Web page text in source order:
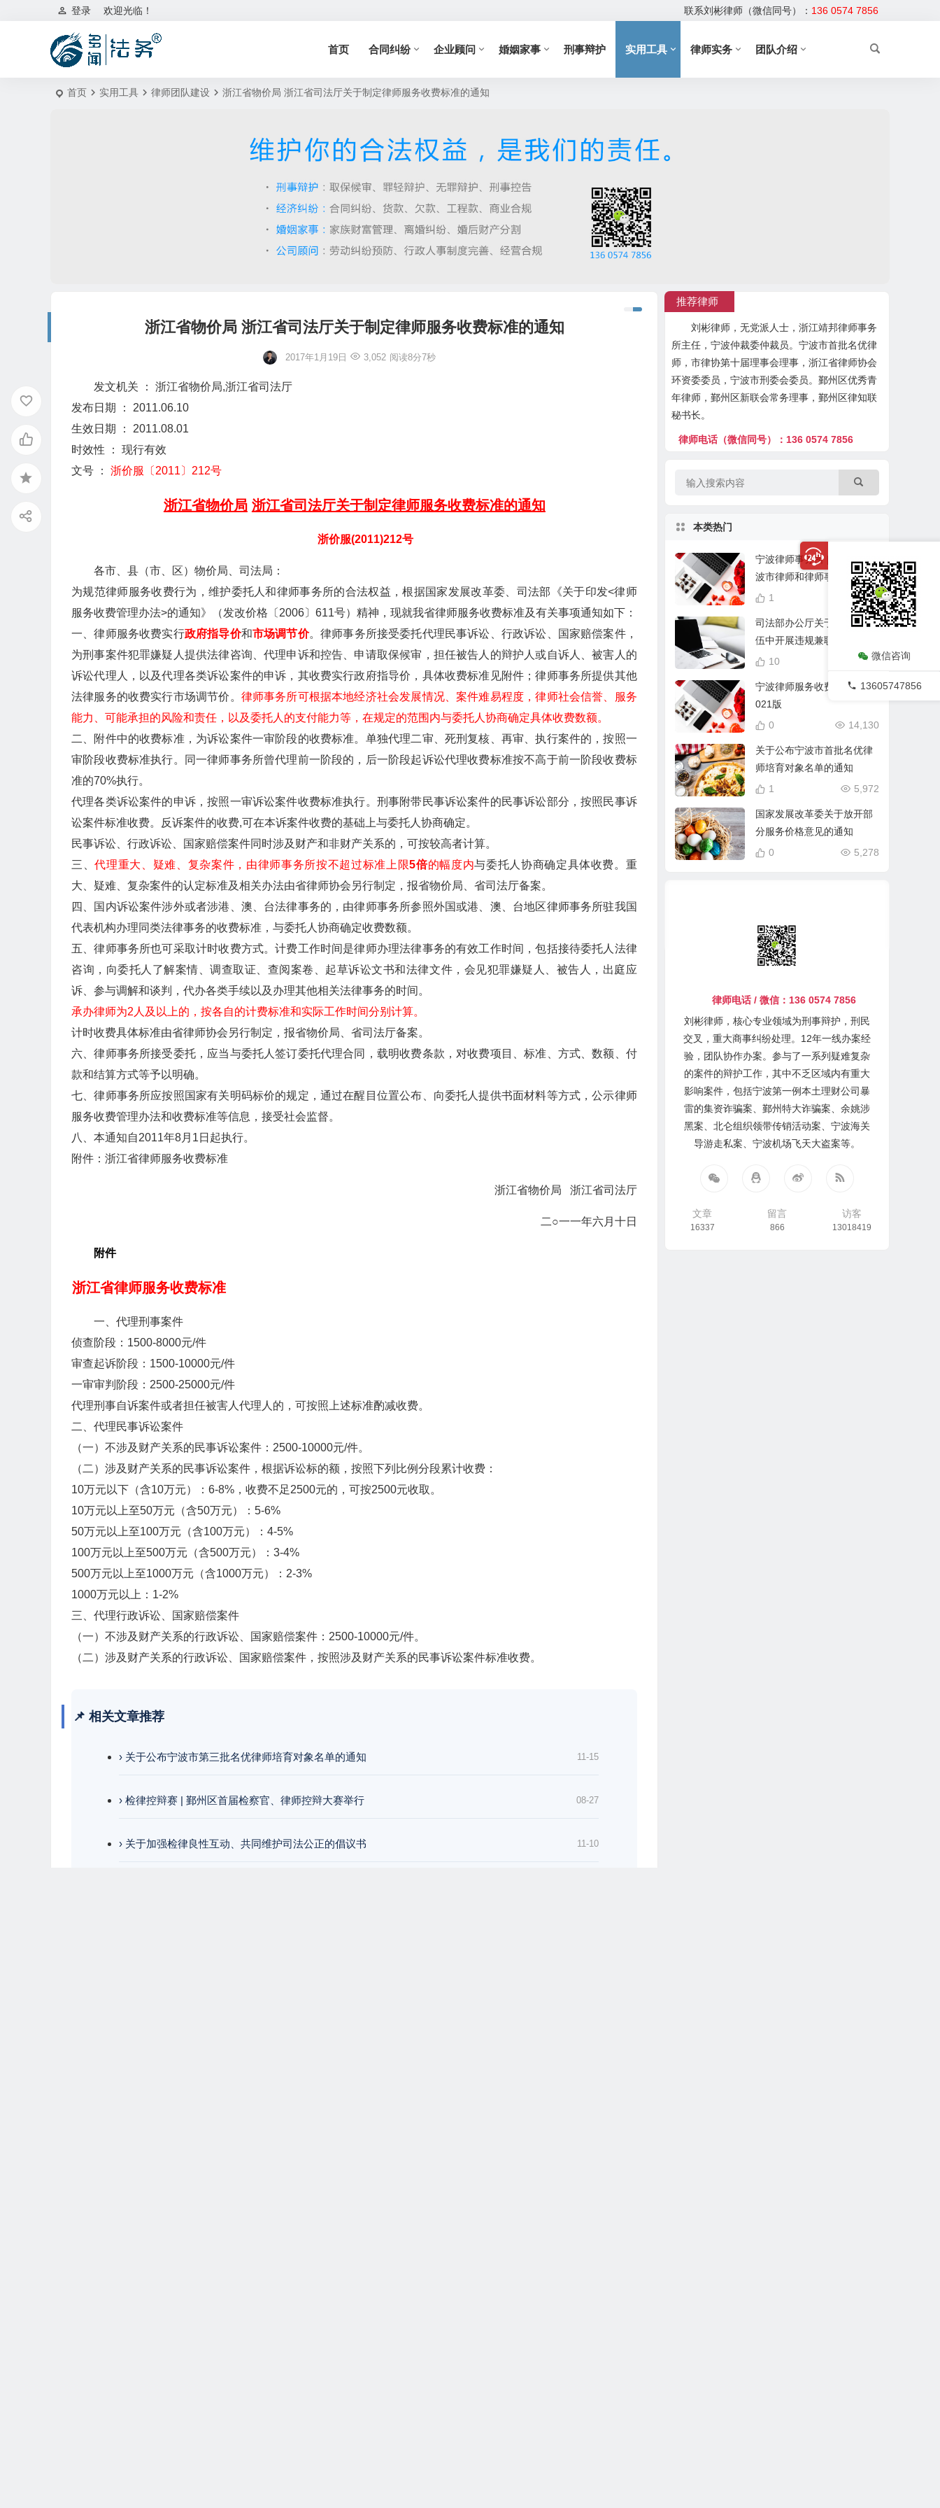
欢迎光临！
登录 联系刘彬律师（微信同号）： 136 0574 7856
首页 合同纠纷 企业顾问 婚姻家事 刑事辩护 实用工具 律师实务 团队介绍
首页 实用工具 律师团队建设 浙江省物价局 浙江省司法厅关于制定律师服务收费标准的通知
浙江省物价局 浙江省司法厅关于制定律师服务收费标准的通知
2017年1月19日 3,052 阅读8分7秒
发文机关 ： 浙江省物价局,浙江省司法厅
发布日期 ： 2011.06.10
生效日期 ： 2011.08.01
时效性 ： 现行有效
文号 ：
浙价服〔2011〕212号
浙江省物价局 浙江省司法厅关于制定律师服务收费标准的通知
浙价服(2011)212号
各市、县（市、区）物价局、司法局：
为规范律师服务收费行为，维护委托人和律师事务所的合法权益，根据国家发展改革委、司法部《关于印发<律师
服务收费管理办法>的通知》（发改价格〔2006〕611号）精神，现就我省律师服务收费标准及有关事项通知如下：
一、律师服务收费实行政府指导价和市场调节价。律师事务所接受委托代理民事诉讼、行政诉讼、国家赔偿案件，
为刑事案件犯罪嫌疑人提供法律咨询、代理申诉和控告、申请取保候审，担任被告人的辩护人或自诉人、被害人的
诉讼代理人，以及代理各类诉讼案件的申诉，其收费实行政府指导价，具体收费标准见附件；律师事务所提供其他
法律服务的收费实行市场调节价。 律师事务所可根据本地经济社会发展情况、案件难易程度，律师社会信誉、服务
能力、可能承担的风险和责任，以及委托人的支付能力等，在规定的范围内与委托人协商确定具体收费数额。
二、附件中的收费标准，为诉讼案件一审阶段的收费标准。单独代理二审、死刑复核、再审、执行案件的，按照一
审阶段收费标准执行。同一律师事务所曾代理前一阶段的，后一阶段起诉讼代理收费标准按不高于前一阶段收费标
准的70%执行。
代理各类诉讼案件的申诉，按照一审诉讼案件收费标准执行。刑事附带民事诉讼案件的民事诉讼部分，按照民事诉
讼案件标准收费。反诉案件的收费,可在本诉案件收费的基础上与委托人协商确定。
民事诉讼、行政诉讼、国家赔偿案件同时涉及财产和非财产关系的，可按较高者计算。
三、代理重大、疑难、复杂案件，由律师事务所按不超过标准上限5倍的幅度内与委托人协商确定具体收费。重
大、疑难、复杂案件的认定标准及相关办法由省律师协会另行制定，报省物价局、省司法厅备案。
四、国内诉讼案件涉外或者涉港、澳、台法律事务的，由律师事务所参照外国或港、澳、台地区律师事务所驻我国
代表机构办理同类法律事务的收费标准，与委托人协商确定收费数额。
五、律师事务所也可采取计时收费方式。计费工作时间是律师办理法律事务的有效工作时间，包括接待委托人法律
咨询，向委托人了解案情、调查取证、查阅案卷、起草诉讼文书和法律文件，会见犯罪嫌疑人、被告人，出庭应
诉、参与调解和谈判，代办各类手续以及办理其他相关法律事务的时间。
承办律师为2人及以上的，按各自的计费标准和实际工作时间分别计算。
计时收费具体标准由省律师协会另行制定，报省物价局、省司法厅备案。
六、律师事务所接受委托，应当与委托人签订委托代理合同，载明收费条款，对收费项目、标准、方式、数额、付
款和结算方式等予以明确。
七、律师事务所应按照国家有关明码标价的规定，通过在醒目位置公布、向委托人提供书面材料等方式，公示律师
服务收费管理办法和收费标准等信息，接受社会监督。
八、本通知自2011年8月1日起执行。
附件：浙江省律师服务收费标准
浙江省物价局 浙江省司法厅
二○一一年六月十日
附件
浙江省律师服务收费标准
一、代理刑事案件
侦查阶段：1500-8000元/件
审查起诉阶段：1500-10000元/件
一审审判阶段：2500-25000元/件
代理刑事自诉案件或者担任被害人代理人的，可按照上述标准酌减收费。
二、代理民事诉讼案件
（一）不涉及财产关系的民事诉讼案件：2500-10000元/件。
（二）涉及财产关系的民事诉讼案件，根据诉讼标的额，按照下列比例分段累计收费：
10万元以下（含10万元）：6-8%，收费不足2500元的，可按2500元收取。
10万元以上至50万元（含50万元）：5-6%
50万元以上至100万元（含100万元）：4-5%
100万元以上至500万元（含500万元）：3-4%
500万元以上至1000万元（含1000万元）：2-3%
1000万元以上：1-2%
三、代理行政诉讼、国家赔偿案件
（一）不涉及财产关系的行政诉讼、国家赔偿案件：2500-10000元/件。
（二）涉及财产关系的行政诉讼、国家赔偿案件，按照涉及财产关系的民事诉讼案件标准收费。
📌 相关文章推荐
› 关于公布宁波市第三批名优律师培育对象名单的通知 11-15
› 检律控辩赛 | 鄞州区首届检察官、律师控辩大赛举行 08-27
› 关于加强检律良性互动、共同维护司法公正的倡议书 11-10
推荐律师
刘彬律师，无党派人士，浙江靖邦律师事务
所主任，宁波仲裁委仲裁员。宁波市首批名优律
师，市律协第十届理事会理事，浙江省律师协会
环资委委员，宁波市刑委会委员。鄞州区优秀青
年律师，鄞州区新联会常务理事，鄞州区律知联
秘书长。
律师电话（微信同号）：136 0574 7856
本类热门
宁波律师事务所 | 2020年宁
波市律师和律师事务所名录
（截止到2020年4月31日)
42,342
1
司法部办公厅关于在律师队
伍中开展违规兼职等行为专
项清理活动的通知
21,400
10
宁波律师服务收费管理办法2
021版
14,130
0
关于公布宁波市首批名优律
师培育对象名单的通知
5,972
1
国家发展改革委关于放开部
分服务价格意见的通知
5,278
0
律师电话 / 微信：136 0574 7856
刘彬律师，核心专业领域为刑事辩护，刑民
交叉，重大商事纠纷处理。12年一线办案经
验，团队协作办案。参与了一系列疑难复杂
的案件的辩护工作，其中不乏区域内有重大
影响案件，包括宁波第一例本土理财公司暴
雷的集资诈骗案、鄞州特大诈骗案、余姚涉
黑案、北仑组织领带传销活动案、宁波海关
导游走私案、宁波机场飞天大盗案等。
文章
16337
留言
866
访客
13018419
微信咨询
13605747856